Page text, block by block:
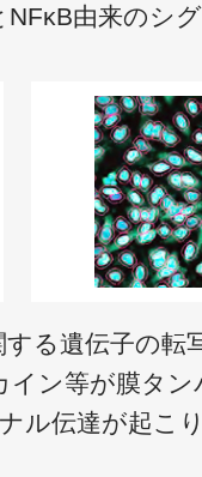
NFκB由来のシ
る遺伝子の転
イン等が膜タン
ル伝達が起こ